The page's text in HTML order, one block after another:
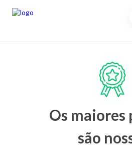
Os maiores
são